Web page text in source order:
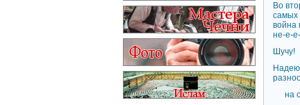
Во
самых
война
не-е-
Шучу!
на